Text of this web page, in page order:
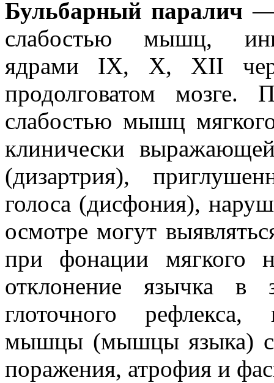
Бульбарный паралич —
слабостью мышц,
ядрами IX, X, XII
продолговатом мозге.
слабостью мышц
клинически
(дизартрия),
голоса (дисфония),
осмотре могут
при фонации мягкого
отклонение язычка в
глоточного рефлекса,
мышцы (мышцы языка) с
поражения, атрофия и